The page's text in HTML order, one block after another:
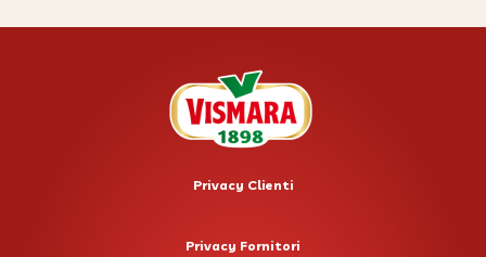
Privacy Clienti
Privacy Fornitori